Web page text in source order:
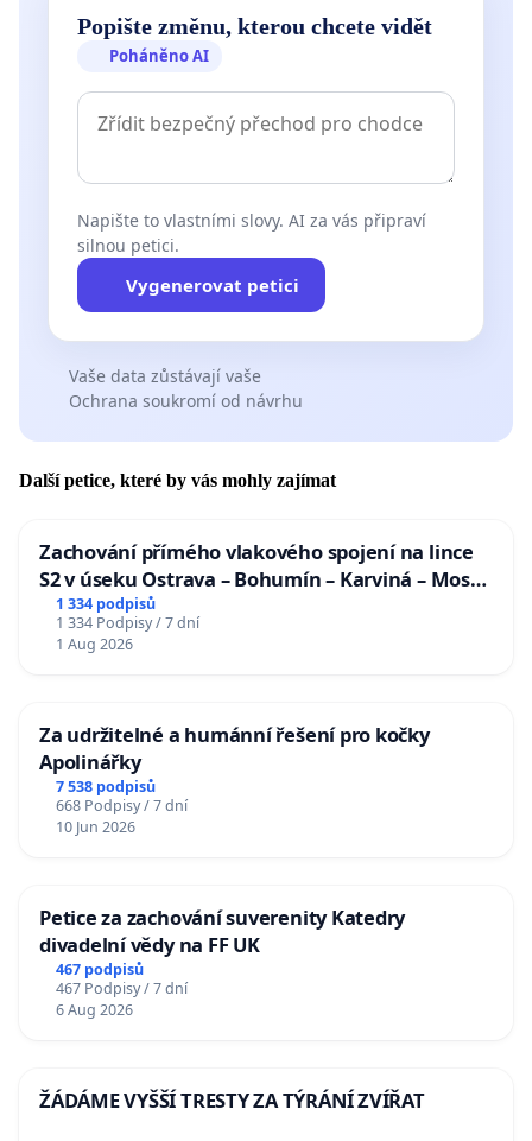
Popište změnu, kterou chcete vidět
Poháněno AI
Napište to vlastními slovy. AI za vás připraví
silnou petici.
Vygenerovat petici
Vaše data zůstávají vaše
Ochrana soukromí od návrhu
Další petice, které by vás mohly zajímat
Zachování přímého vlakového spojení na lince
S2 v úseku Ostrava – Bohumín – Karviná – Mosty
u Jablunkova
1 334 podpisů
1 334 Podpisy / 7 dní
1 Aug 2026
Za udržitelné a humánní řešení pro kočky
Apolinářky
7 538 podpisů
668 Podpisy / 7 dní
10 Jun 2026
Petice za zachování suverenity Katedry
divadelní vědy na FF UK
467 podpisů
467 Podpisy / 7 dní
6 Aug 2026
ŽÁDÁME VYŠŠÍ TRESTY ZA TÝRÁNÍ ZVÍŘAT